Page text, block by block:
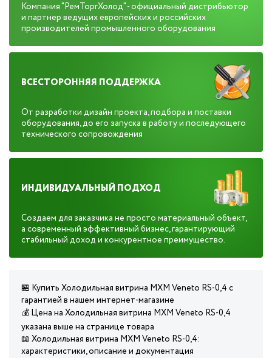
Компания "РемТоргХолод" - официальный дистрибьютор
и партнер ведущих европейских и российских
производителей промышленного оборудования
ВСЕСТОРОННЯЯ ПОДДЕРЖКА
От разработки дизайн проекта, подбора и поставки
оборудования, до его запуска в работу и последующего
технического сопровождения
ИНДИВИДУАЛЬНЫЙ ПОДХОД
Создаем для заказчика не просто материальный объект,
а современный эффективный бизнес, гарантирующий
стабильный доход и конкурентное преимущество.
🏪 Купить Холодильная витрина МХМ Veneto RS-0,4 с
гарантией в нашем интернет-магазине
💰 Цена на Холодильная витрина МХМ Veneto RS-0,4
указана выше на странице товара
📖 Холодильная витрина МХМ Veneto RS-0,4:
характеристики, описание и документация